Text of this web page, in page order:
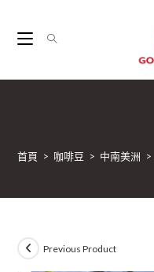
首頁 > 咖啡豆 > 中南美洲 >
Previous Product